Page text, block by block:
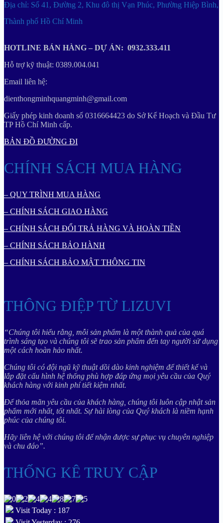
Địa chỉ: Số 41, Đường 2, Khu đô thị Vạn Phúc, Phường Hiệp Bình,
Thành phố Hồ Chí Minh
HOTLINE BÁN HÀNG – DỰ ÁN: 0932.333.411
Hỗ trợ kỹ thuật: 0389.004.041
Email liên hệ:
dienthongminhquangminh@gmail.com
Giấy phép kinh doanh số 0316664423 do Sở Kế Hoạch và Đầu Tư
TP Hồ Chí Minh cấp.
BẢN ĐỒ ĐƯỜNG ĐI
CHÍNH SÁCH MUA HÀNG
– QUY TRÌNH MUA HÀNG
– CHÍNH SÁCH GIAO HÀNG
– CHÍNH SÁCH ĐỔI TRẢ HÀNG VÀ HOÀN TIỀN
– CHÍNH SÁCH BẢO HÀNH
– CHÍNH SÁCH BẢO MẬT THÔNG TIN
THÔNG ĐIỆP TỪ LIZUVI
“Chúng tôi hiểu rằng, mỗi sản phẩm là một thành quả của quá
trình sáng tạo và chúng tôi sẽ trao sản phẩm đến tay người sử dụng
một cách hoàn hảo nhất.
Chúng tôi có đội ngũ kỹ thuật dồi dào kinh nghiệm để thiết kế và
lắp đặt cấu hình hệ thống phù hợp đáp ứng mọi yêu cầu của Quý
khách hàng với kinh phí tiết kiệm nhất.
Để thỏa mãn yêu cầu của khách hàng, chúng tôi luôn cập nhật sản
phẩm mới nhất, tốt nhất. Sự hài lòng của Quý khách là niềm hạnh
phúc của chúng tôi.
Hãy liên hệ với chúng tôi để nhận được sự phục vụ chuyên nghiệp
và chu đáo”.
THỐNG KÊ TRUY CẬP
Visit Today : 187